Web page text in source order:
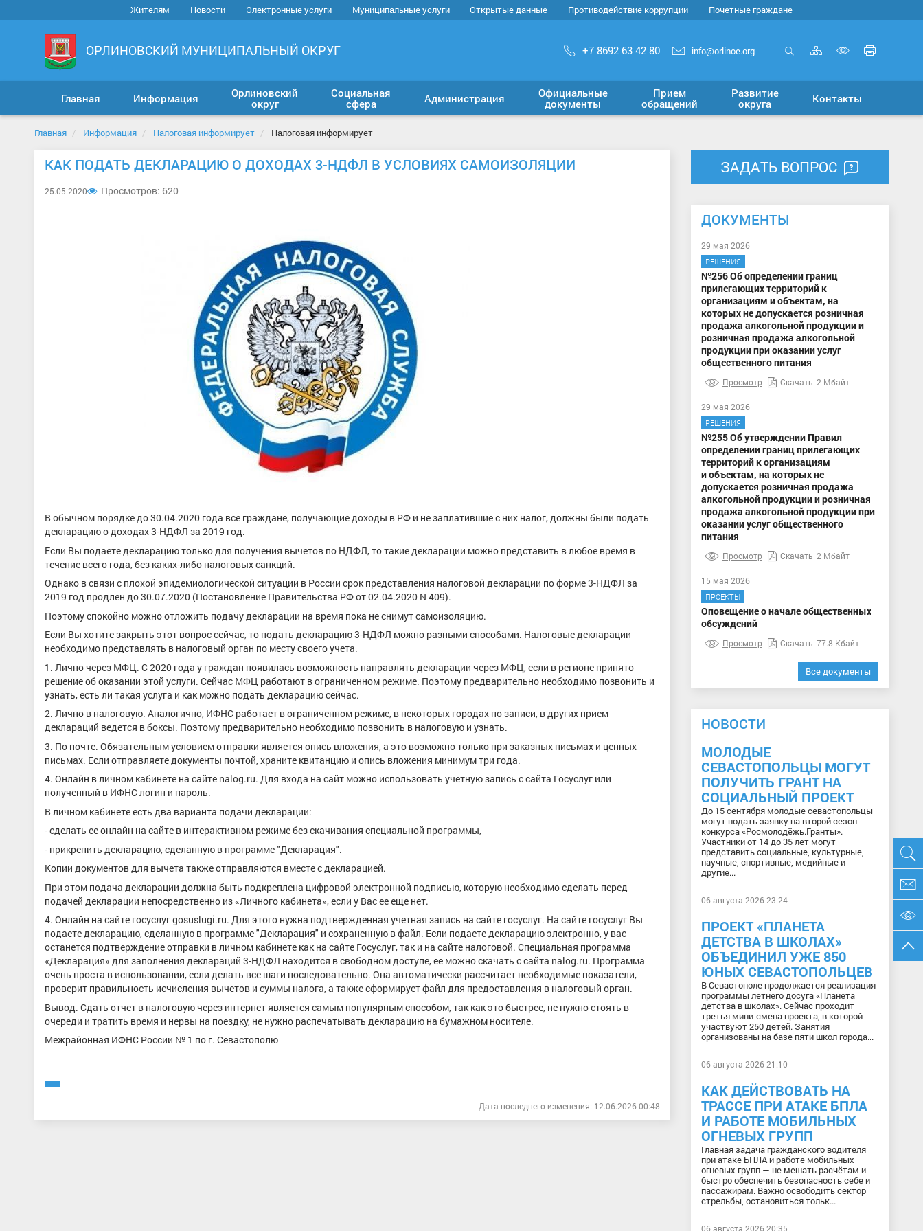
Жителям Новости Электронные услуги Муниципальные услуги Открытые данные Противодействие коррупции Почетные граждане
ОРЛИНОВСКИЙ МУНИЦИПАЛЬНЫЙ ОКРУГ +7 8692 63 42 80 info@orlinoe.org Карта
сайта
версию
для
Главная Информация
Орлиновский
округ
Социальная
сфера
Администрация
Официальные
документы
Прием
обращений
Развитие
округа
Контакты
Главная Информация Налоговая информирует Налоговая информирует
КАК ПОДАТЬ ДЕКЛАРАЦИЮ О ДОХОДАХ 3-НДФЛ В УСЛОВИЯХ САМОИЗОЛЯЦИИ
25.05.2020 Просмотров: 620
В обычном порядке до 30.04.2020 года все граждане, получающие доходы в РФ и не заплатившие с них налог, должны были подать
декларацию о доходах 3-НДФЛ за 2019 год.
Если Вы подаете декларацию только для получения вычетов по НДФЛ, то такие декларации можно представить в любое время в
течение всего года, без каких-либо налоговых санкций.
Однако в связи с плохой эпидемиологической ситуации в России срок представления налоговой декларации по форме 3-НДФЛ за
2019 год продлен до 30.07.2020 (Постановление Правительства РФ от 02.04.2020 N 409).
Поэтому спокойно можно отложить подачу декларации на время пока не снимут самоизоляцию.
Если Вы хотите закрыть этот вопрос сейчас, то подать декларацию 3-НДФЛ можно разными способами. Налоговые декларации
необходимо представлять в налоговый орган по месту своего учета.
1. Лично через МФЦ. С 2020 года у граждан появилась возможность направлять декларации через МФЦ, если в регионе принято
решение об оказании этой услуги. Сейчас МФЦ работают в ограниченном режиме. Поэтому предварительно необходимо позвонить и
узнать, есть ли такая услуга и как можно подать декларацию сейчас.
2. Лично в налоговую. Аналогично, ИФНС работает в ограниченном режиме, в некоторых городах по записи, в других прием
деклараций ведется в боксы. Поэтому предварительно необходимо позвонить в налоговую и узнать.
3. По почте. Обязательным условием отправки является опись вложения, а это возможно только при заказных письмах и ценных
письмах. Если отправляете документы почтой, храните квитанцию и опись вложения минимум три года.
4. Онлайн в личном кабинете на сайте nalog.ru. Для входа на сайт можно использовать учетную запись с сайта Госуслуг или
полученный в ИФНС логин и пароль.
В личном кабинете есть два варианта подачи декларации:
- сделать ее онлайн на сайте в интерактивном режиме без скачивания специальной программы,
- прикрепить декларацию, сделанную в программе "Декларация".
Копии документов для вычета также отправляются вместе с декларацией.
При этом подача декларации должна быть подкреплена цифровой электронной подписью, которую необходимо сделать перед
подачей декларации непосредственно из «Личного кабинета», если у Вас ее еще нет.
4. Онлайн на сайте госуслуг gosuslugi.ru. Для этого нужна подтвержденная учетная запись на сайте госуслуг. На сайте госуслуг Вы
подаете декларацию, сделанную в программе "Декларация" и сохраненную в файл. Если подаете декларацию электронно, у вас
останется подтверждение отправки в личном кабинете как на сайте Госуслуг, так и на сайте налоговой. Специальная программа
«Декларация» для заполнения деклараций 3-НДФЛ находится в свободном доступе, ее можно скачать с сайта nalog.ru. Программа
очень проста в использовании, если делать все шаги последовательно. Она автоматически рассчитает необходимые показатели,
проверит правильность исчисления вычетов и суммы налога, а также сформирует файл для предоставления в налоговый орган.
Вывод. Сдать отчет в налоговую через интернет является самым популярным способом, так как это быстрее, не нужно стоять в
очереди и тратить время и нервы на поездку, не нужно распечатывать декларацию на бумажном носителе.
Межрайонная ИФНС России № 1 по г. Севастополю
Дата последнего изменения: 12.06.2026 00:48
ЗАДАТЬ ВОПРОС
ДОКУМЕНТЫ
29 мая 2026
РЕШЕНИЯ
№256 Об определении границ
прилегающих территорий к
организациям и объектам, на
которых не допускается розничная
продажа алкогольной продукции и
розничная продажа алкогольной
продукции при оказании услуг
общественного питания
Просмотр Скачать 2 Мбайт
29 мая 2026
РЕШЕНИЯ
№255 Об утверждении Правил
определении границ прилегающих
территорий к организациям
и объектам, на которых не
допускается розничная продажа
алкогольной продукции и розничная
продажа алкогольной продукции при
оказании услуг общественного
питания
Просмотр Скачать 2 Мбайт
15 мая 2026
ПРОЕКТЫ
Оповещение о начале общественных
обсуждений
Просмотр Скачать 77.8 Кбайт
Все документы
НОВОСТИ
МОЛОДЫЕ
СЕВАСТОПОЛЬЦЫ МОГУТ
ПОЛУЧИТЬ ГРАНТ НА
СОЦИАЛЬНЫЙ ПРОЕКТ
До 15 сентября молодые севастопольцы
могут подать заявку на второй сезон
конкурса «Росмолодёжь.Гранты».
Участники от 14 до 35 лет могут
представить социальные, культурные,
научные, спортивные, медийные и
другие...
06 августа 2026 23:24
ПРОЕКТ «ПЛАНЕТА
ДЕТСТВА В ШКОЛАХ»
ОБЪЕДИНИЛ УЖЕ 850
ЮНЫХ СЕВАСТОПОЛЬЦЕВ
В Севастополе продолжается реализация
программы летнего досуга «Планета
детства в школах». Сейчас проходит
третья мини-смена проекта, в которой
участвуют 250 детей. Занятия
организованы на базе пяти школ города...
06 августа 2026 21:10
КАК ДЕЙСТВОВАТЬ НА
ТРАССЕ ПРИ АТАКЕ БПЛА
И РАБОТЕ МОБИЛЬНЫХ
ОГНЕВЫХ ГРУПП
Главная задача гражданского водителя
при атаке БПЛА и работе мобильных
огневых групп — не мешать расчётам и
быстро обеспечить безопасность себе и
пассажирам. Важно освободить сектор
стрельбы, остановиться тольк...
06 августа 2026 20:35